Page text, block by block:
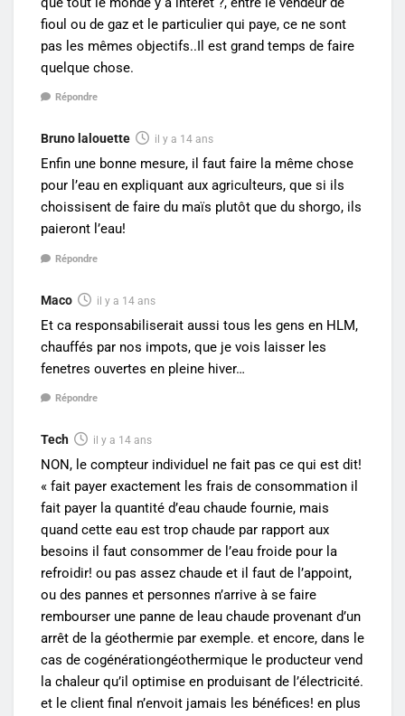
fioul ou de gaz et le particulier qui paye, ce ne sont
pas les mêmes objectifs..Il est grand temps de faire
quelque chose.
Répondre
Bruno lalouette il y a 14 ans
Enfin une bonne mesure, il faut faire la même chose
pour l’eau en expliquant aux agriculteurs, que si ils
choissisent de faire du maïs plutôt que du shorgo, ils
paieront l’eau!
Répondre
Maco il y a 14 ans
Et ca responsabiliserait aussi tous les gens en HLM,
chauffés par nos impots, que je vois laisser les
fenetres ouvertes en pleine hiver…
Répondre
Tech il y a 14 ans
NON, le compteur individuel ne fait pas ce qui est dit!
« fait payer exactement les frais de consommation il
fait payer la quantité d’eau chaude fournie, mais
quand cette eau est trop chaude par rapport aux
besoins il faut consommer de l’eau froide pour la
refroidir! ou pas assez chaude et il faut de l’appoint,
ou des pannes et personnes n’arrive à se faire
rembourser une panne de leau chaude provenant d’un
arrêt de la géothermie par exemple. et encore, dans le
cas de cogénérationgéothermique le producteur vend
la chaleur qu’il optimise en produisant de l’électricité.
et le client final n’envoit jamais les bénéfices! en plus